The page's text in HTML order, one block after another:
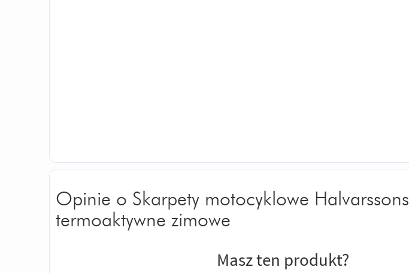
Opinie o Skarpety motocyklowe Halvarssons
termoaktywne zimowe
Masz ten produkt?